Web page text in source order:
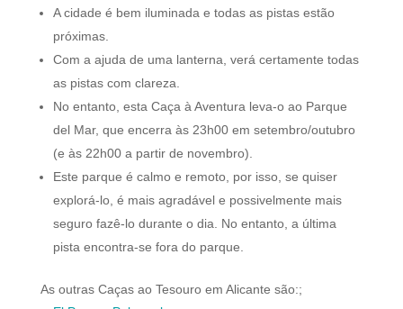
A cidade é bem iluminada e todas as pistas estão
próximas.
Com a ajuda de uma lanterna, verá certamente todas
as pistas com clareza.
No entanto, esta Caça à Aventura leva-o ao Parque
del Mar, que encerra às 23h00 em setembro/outubro
(e às 22h00 a partir de novembro).
Este parque é calmo e remoto, por isso, se quiser
explorá-lo, é mais agradável e possivelmente mais
seguro fazê-lo durante o dia. No entanto, a última
pista encontra-se fora do parque.
As outras Caças ao Tesouro em Alicante são:;